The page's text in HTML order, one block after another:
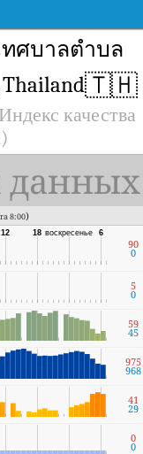
เทศบาลตำบล
🇹🇭
качества
данных
8:00)
6
воскресенье
18
12
90
0
5
0
59
45
975
968
41
29
0
0